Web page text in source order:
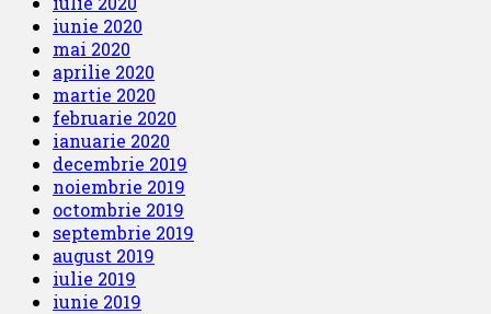
iunie 2020
mai 2020
aprilie 2020
martie 2020
februarie 2020
ianuarie 2020
decembrie 2019
noiembrie 2019
octombrie 2019
septembrie 2019
august 2019
iulie 2019
iunie 2019